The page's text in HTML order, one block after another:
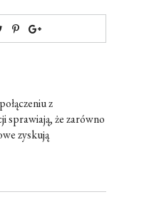
z
sprawiają, że zarówno
zyskują